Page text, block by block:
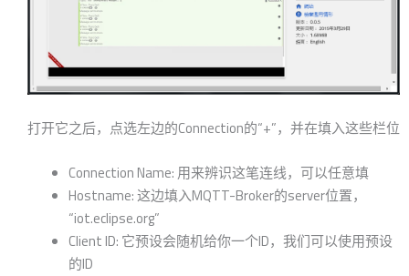
打开它之后，点选左边的Connection的“+”，并在填入这些栏位
Connection Name: 用来辨识这笔连线，可以任意填
Hostname: 这边填入MQTT-Broker的server位置，
“iot.eclipse.org”
Client ID: 它预设会随机给你一个ID，我们可以使用预设
的ID